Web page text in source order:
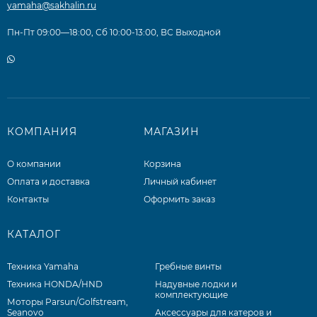
yamaha@sakhalin.ru
Пн-Пт 09:00—18:00, Сб 10:00-13:00, ВС Выходной
КОМПАНИЯ
О компании
Оплата и доставка
Контакты
МАГАЗИН
Корзина
Личный кабинет
Оформить заказ
КАТАЛОГ
Техника Yamaha
Техника HONDA/HND
Моторы Parsun/Golfstream,
Seanovo
Гребные винты
Надувные лодки и
комплектующие
Аксессуары для катеров и